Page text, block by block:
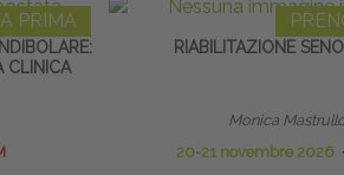
PRIMA
CLINICA
RIABILITAZIONE
Monica
20-21 novembre 2026 ∙